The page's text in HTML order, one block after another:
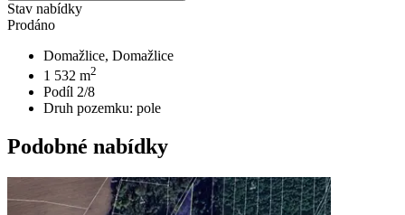
Stav nabídky
Prodáno
Domažlice, Domažlice
1 532 m2
Podíl 2/8
Druh pozemku: pole
Podobné nabídky